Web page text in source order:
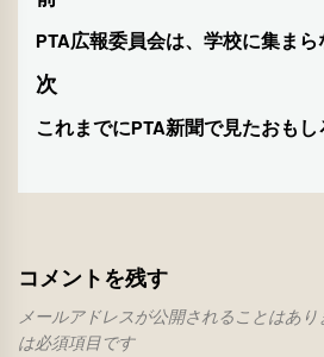
稿
ナ
ビ
ョ
ン
前
の
PTA広報委員会は、学校に集ま
次
次
投
これまでにPTA新聞で見たおも
コメントを残す
メールアドレスが公開されることはあり
は必須項目です